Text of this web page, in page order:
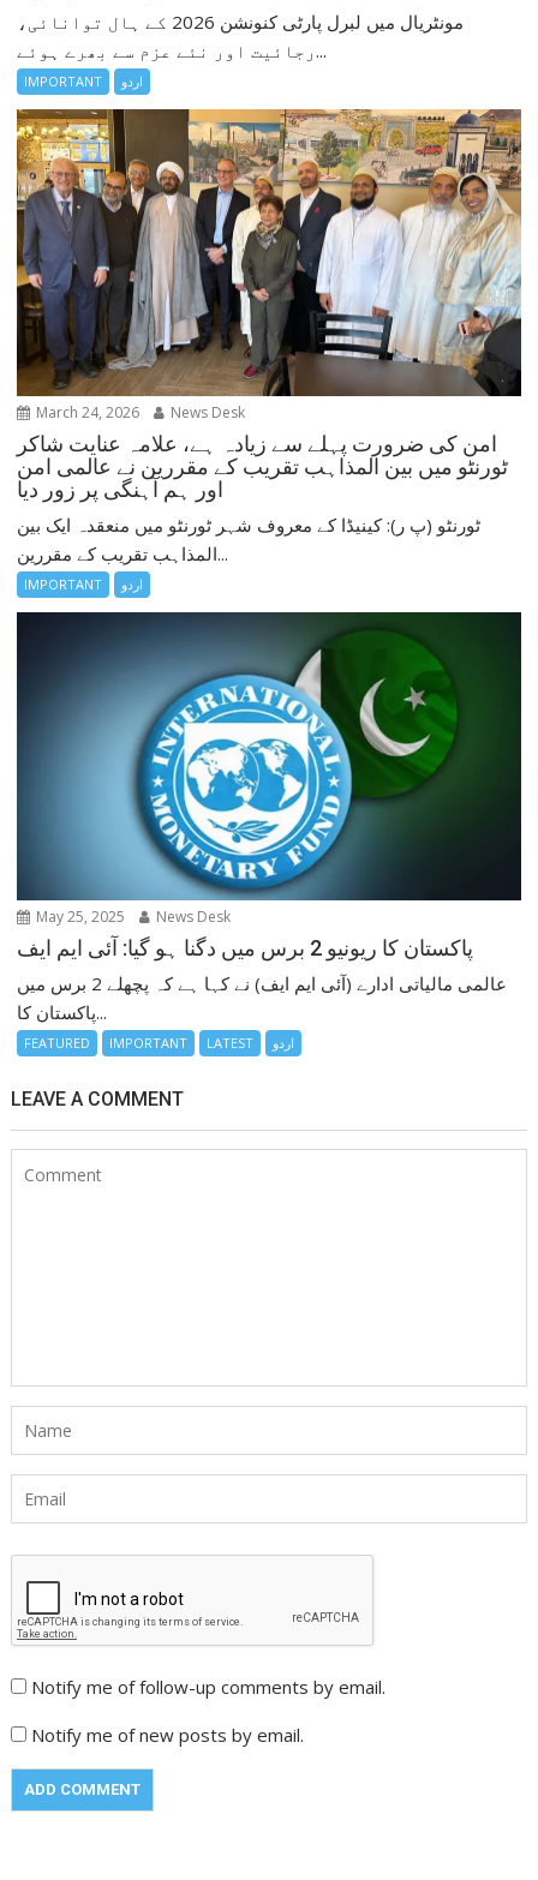
مونٹریال میں لبرل پارٹی کنونشن 2026 کے ہال توانائی،
رجائیت اور نئے عزم سے بھرے ہوئے...
IMPORTANT اردو
March 24, 2026 News Desk
امن کی ضرورت پہلے سے زیادہ ہے، علامہ عنایت شاکر
ٹورنٹو میں بین المذاہب تقریب کے مقررین نے عالمی امن
اور ہم آہنگی پر زور دیا
ٹورنٹو (پ ر): کینیڈا کے معروف شہر ٹورنٹو میں منعقدہ ایک بین
المذاہب تقریب کے مقررین...
IMPORTANT اردو
May 25, 2025 News Desk
پاکستان کا ریونیو 2 برس میں دگنا ہو گیا: آئی ایم ایف
عالمی مالیاتی ادارے (آئی ایم ایف) نے کہا ہے کہ پچھلے 2 برس میں
پاکستان کا...
FEATURED IMPORTANT LATEST اردو
LEAVE A COMMENT
Notify me of follow-up comments by email.
Notify me of new posts by email.